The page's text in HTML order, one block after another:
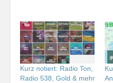
Kurz notiert: Radio Ton,
Radio 538, Gold & mehr